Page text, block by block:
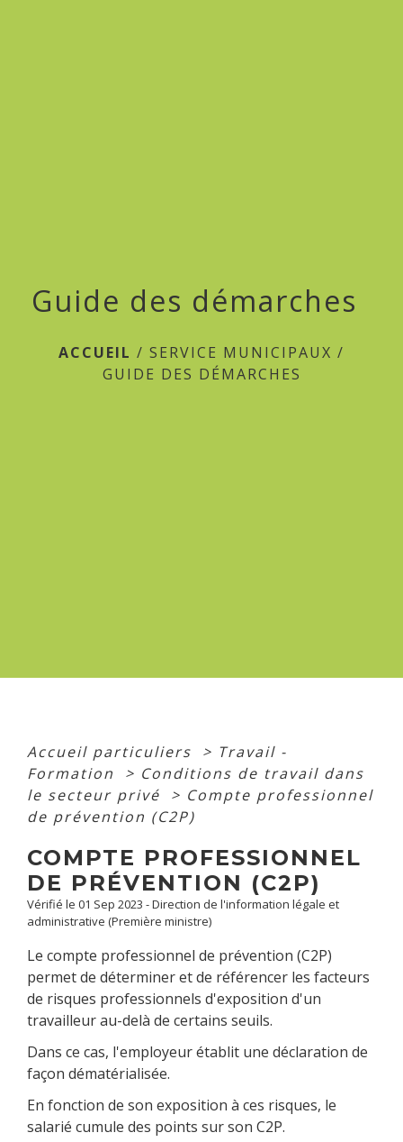
Guide des démarches
ACCUEIL / SERVICE MUNICIPAUX /
GUIDE DES DÉMARCHES
Accueil particuliers > Travail -
Formation
> Conditions de travail dans
le secteur privé
> Compte professionnel
de prévention (C2P)
COMPTE PROFESSIONNEL
DE PRÉVENTION (C2P)
Vérifié le 01 Sep 2023 - Direction de l'information légale et
administrative (Première ministre)
Le compte professionnel de prévention (C2P)
permet de déterminer et de référencer les facteurs
de risques professionnels d'exposition d'un
travailleur au-delà de certains seuils.
Dans ce cas, l'employeur établit une déclaration de
façon dématérialisée.
En fonction de son exposition à ces risques, le
salarié cumule des points sur son C2P.